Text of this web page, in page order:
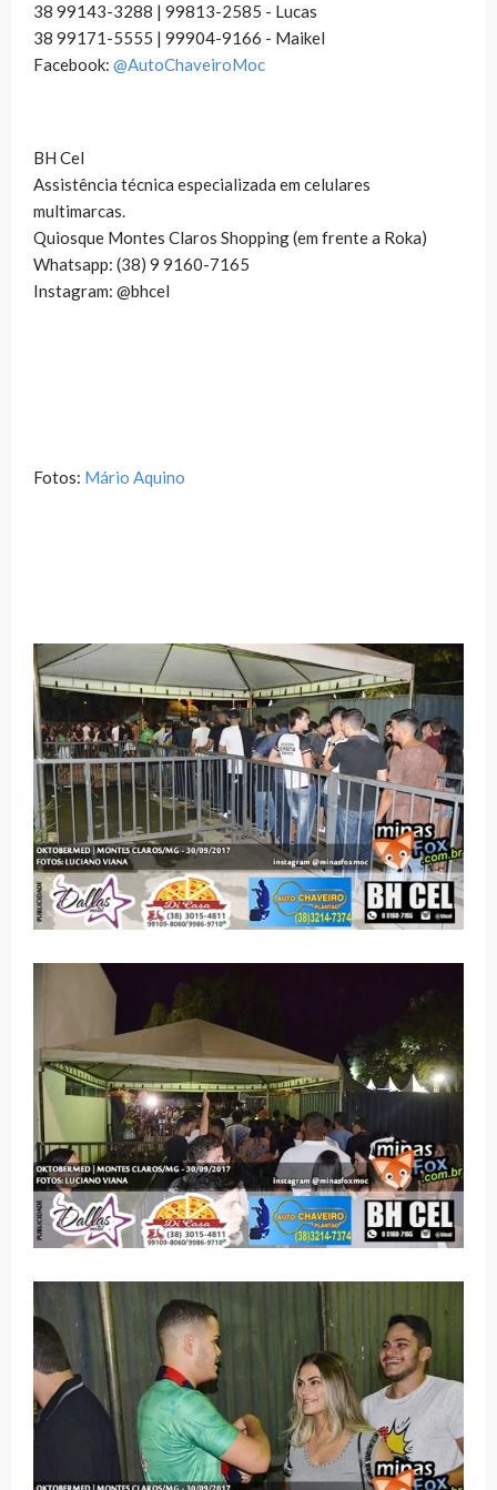
38 99143-3288 | 99813-2585 - Lucas
38 99171-5555 | 99904-9166 - Maikel
Facebook: @AutoChaveiroMoc
BH Cel
Assistência técnica especializada em celulares
multimarcas.
Quiosque Montes Claros Shopping (em frente a Roka)
Whatsapp: (38) 9 9160-7165
Instagram: @bhcel
Fotos: Mário Aquino